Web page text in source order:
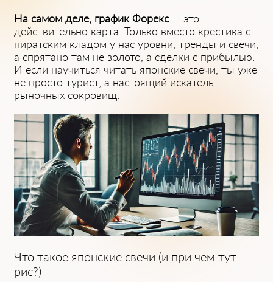
На самом деле, график Форекс— это
действительно карта. Только вместо крестика с
пиратским кладом у нас уровни, тренды и свечи,
а спрятано там не золото, а сделки с прибылью.
И если научиться читать японские свечи, ты уже
не просто турист, а настоящий искатель
рыночных сокровищ.
Что такое японские свечи (и при чём тут
рис?)